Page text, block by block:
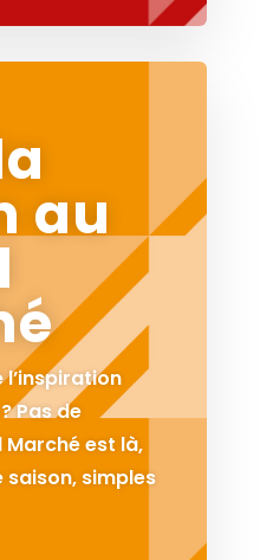
au
l’inspiration
Pas de
Marché est là,
saison, simples